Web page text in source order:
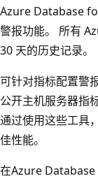
Azure Database
警报功能。 所有
30 天的历史记录。
可针对指标配置警
公开主机服务器指
通过使用这些工具
佳性能。
在Azure